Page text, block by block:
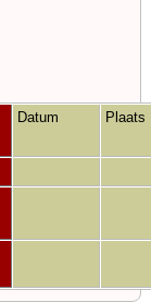
Datum Plaats